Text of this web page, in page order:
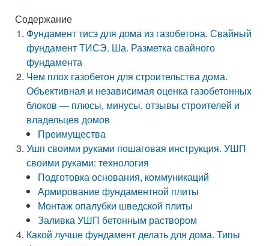
Содержание
Фундамент тисэ для дома из газобетона. Свайный
фундамент ТИСЭ. Ша. Разметка свайного
фундамента
Чем плох газобетон для строительства дома.
Объективная и независимая оценка газобетонных
блоков — плюсы, минусы, отзывы строителей и
владельцев домов
Преимущества
Ушп своими руками пошаговая инструкция. УШП
своими руками: технология
Подготовка основания, коммуникаций
Армирование фундаментной плиты
Монтаж опалубки шведской плиты
Заливка УШП бетонным раствором
Какой лучше фундамент делать для дома. Типы